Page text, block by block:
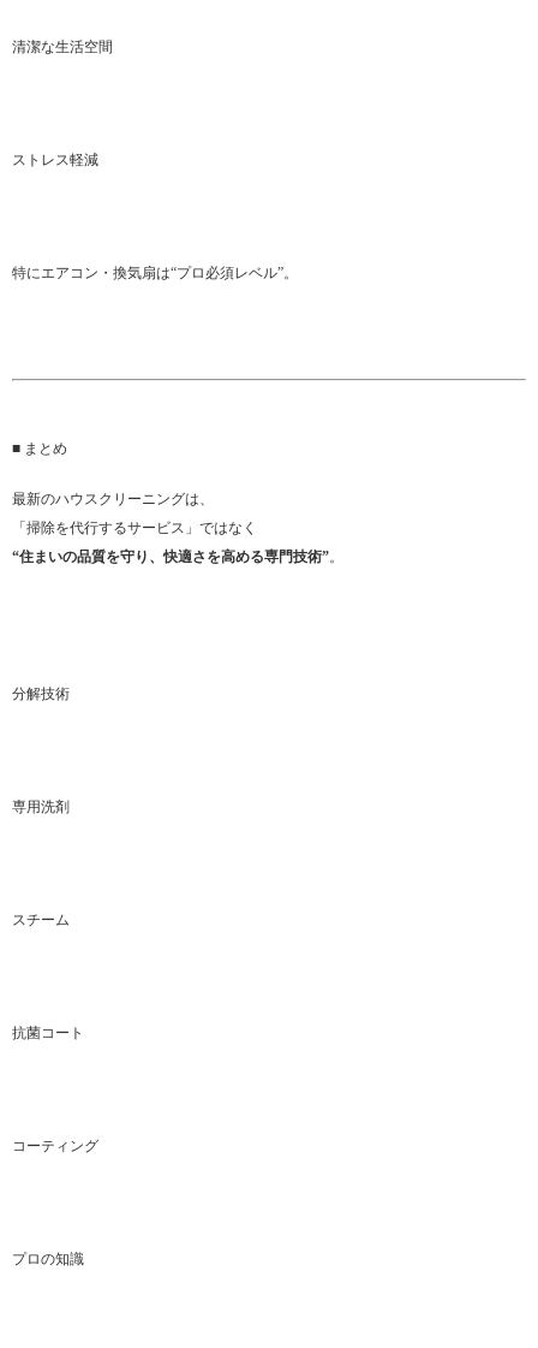
清潔な生活空間
ストレス軽減
特にエアコン・換気扇は“プロ必須レベル”。
■ まとめ
最新のハウスクリーニングは、
「掃除を代行するサービス」ではなく
“住まいの品質を守り、快適さを高める専門技術”。
分解技術
専用洗剤
スチーム
抗菌コート
コーティング
プロの知識